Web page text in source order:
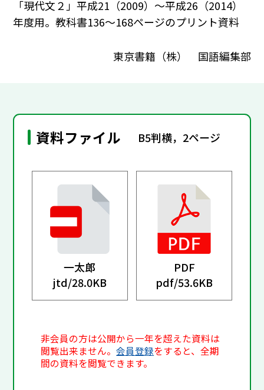
「現代文２」平成21（2009）～平成26（2014）
年度用。教科書136～168ページのプリント資料
東京書籍（株） 国語編集部
資料ファイル B5判横，2ページ
一太郎
jtd/28.0KB
PDF
pdf/53.6KB
非会員の方は公開から一年を超えた資料は
閲覧出来ません。会員登録をすると、全期
間の資料を閲覧できます。